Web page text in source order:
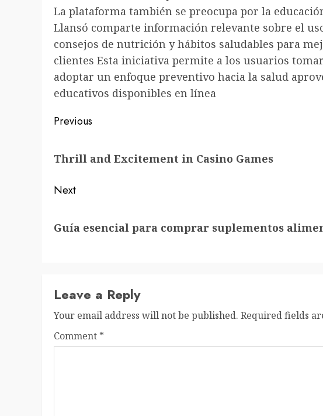
La plataforma también se preocupa por la
Llansó comparte información relevante sobre el
consejos de nutrición y hábitos saludables para
clientes Esta iniciativa permite a los usuarios
adoptar un enfoque preventivo hacia la salud
educativos disponibles en línea
Post
Previous
post:
Thrill and Excitement in Casino Games
Next
post:
Guía esencial para comprar suplementos
Leave a Reply
Your email address will not be published. Required fields
Comment *